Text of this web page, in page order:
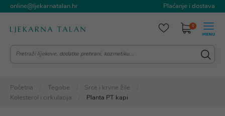
online@ljekarnatalan.hr Plaćanje i dostava
0
Početna Tegobe
Srce i krvne žile
Kolesterol i cirkulacija
Planta PT kapi